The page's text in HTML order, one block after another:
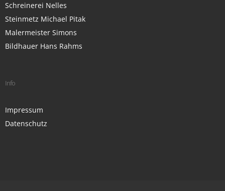
Schreinerei Nelles
Steinmetz Michael Pitak
Malermeister Simons
Bildhauer Hans Rahms
Info
Impressum
Datenschutz